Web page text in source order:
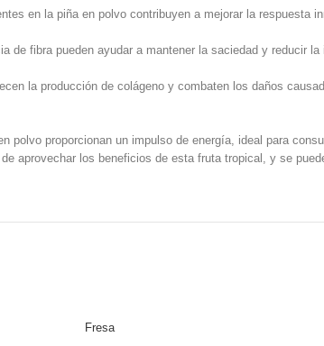
en la piña en polvo contribuyen a mejorar la respuesta
de fibra pueden ayudar a mantener la saciedad y reducir
la producción de colágeno y combaten los daños
polvo proporcionan un impulso de energía, ideal para
aprovechar los beneficios de esta fruta tropical, y se
Fresa